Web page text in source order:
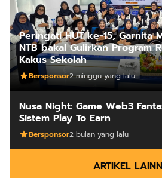
Peringati HUT ke-15, Garnita
NTB bakal Gulirkan Program
Kakus Sekolah
Bersponsor2 minggu yang lalu
Nusa Night: Game Web3
Sistem Play To Earn
Bersponsor2 bulan yang lalu
ARTIKEL